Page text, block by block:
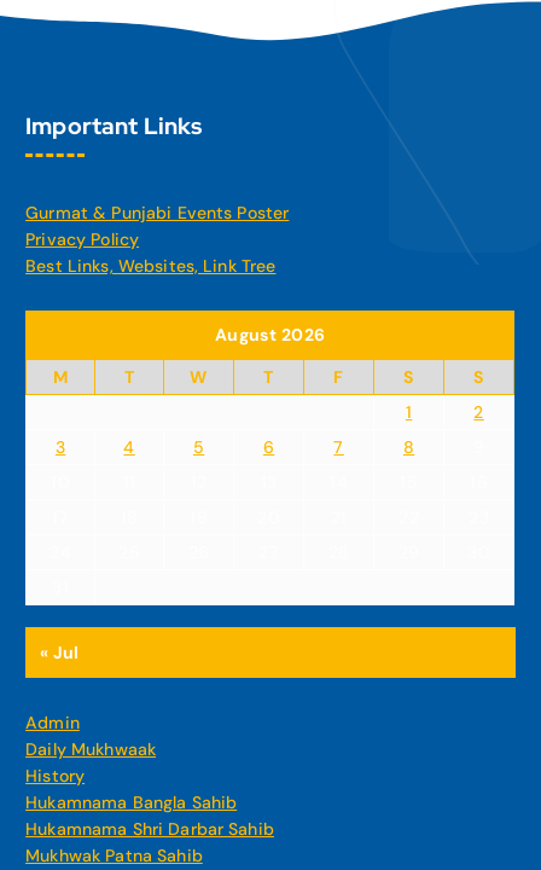
Important Links
Gurmat & Punjabi Events Poster
Privacy Policy
Best Links, Websites, Link Tree
August 2026
M
T W T F S
S
1
2
3
4 5 6 7 8
« Jul
Admin
Daily Mukhwaak
History
Hukamnama Bangla Sahib
Hukamnama Shri Darbar Sahib
Mukhwak Patna Sahib